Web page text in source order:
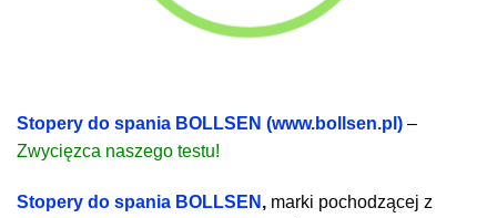
Stopery do spania BOLLSEN (www.bollsen.pl) –
Zwycięzca naszego testu!
Stopery do spania BOLLSEN , marki pochodzącej z